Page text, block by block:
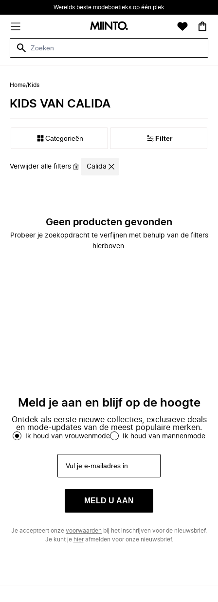
Werelds beste modeboetieks op één plek
Home/Kids
KIDS VAN CALIDA
Categorieën Filter
Verwijder alle filters Calida
Geen producten gevonden
Probeer je zoekopdracht te verfijnen met behulp van de filters
hierboven.
Meld je aan en blijf op de hoogte
Ontdek als eerste nieuwe collecties, exclusieve deals
en mode-updates van de meest populaire merken.
Ik houd van vrouwenmode Ik houd van mannenmode
MELD U AAN
Je accepteert onze voorwaarden bij het inschrijven voor de nieuwsbrief.
Je kunt je hierafmelden voor onze nieuwsbrief.